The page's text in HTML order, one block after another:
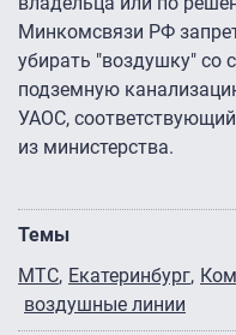
Минкомсвязи РФ
убирать "воздушку" со
подземную
УАОС,
из министерства.
Темы
МТС Екатеринбург
воздушные линии